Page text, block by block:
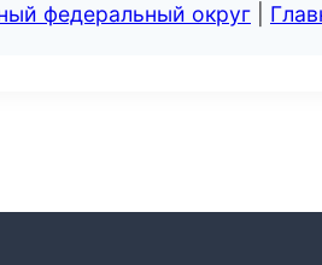
федеральный округ